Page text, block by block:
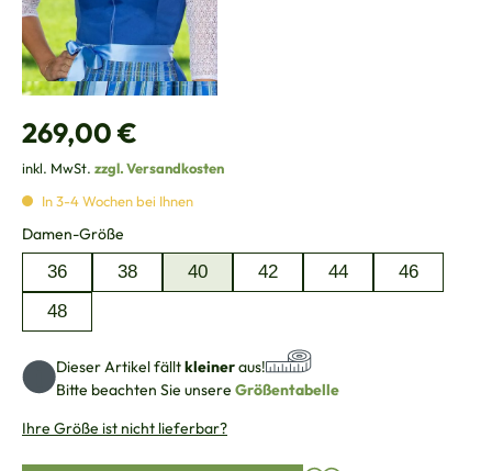
Regulärer Preis:
269,00 €
inkl. MwSt. zzgl. Versandkosten
In 3-4 Wochen bei Ihnen
Damen-Größe
36 38 40 42 44
46
48
Dieser Artikel fälltkleineraus!
Bitte beachten Sie unsere Größentabelle
Ihre Größe ist nicht lieferbar?